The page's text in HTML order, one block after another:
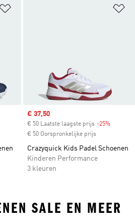
Sale price
€ 37,50
€ 50 Laatste laagste prijs -25%
€ 50 Oorspronkelijke prijs
Crazyquick Kids Padel Schoenen
Kinderen Performance
3 kleuren
SALE EN MEER